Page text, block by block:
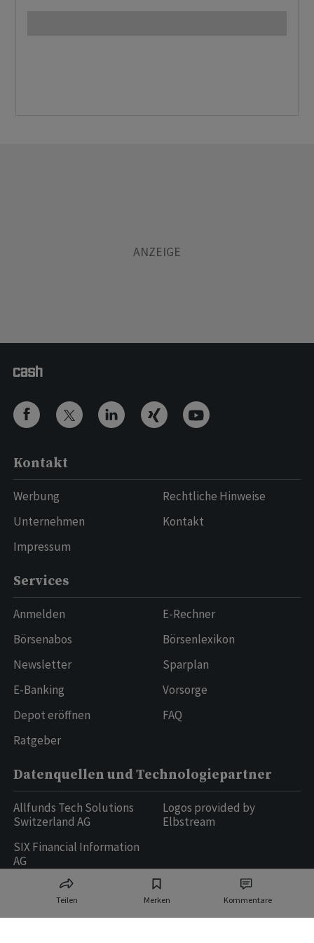
Teilen Merken Kommentare
Kontakt
Werbung
Unternehmen
Impressum
Rechtliche Hinweise
Kontakt
Services
Anmelden
Börsenabos
Newsletter
E-Banking
Depot eröffnen
Ratgeber
E-Rechner
Börsenlexikon
Sparplan
Vorsorge
FAQ
Datenquellen und Technologiepartner
Allfunds Tech Solutions
Switzerland AG
SIX Financial Information
AG
Logos provided by
Elbstream